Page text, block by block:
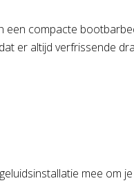
compacte
er altijd verfrissende
mee om